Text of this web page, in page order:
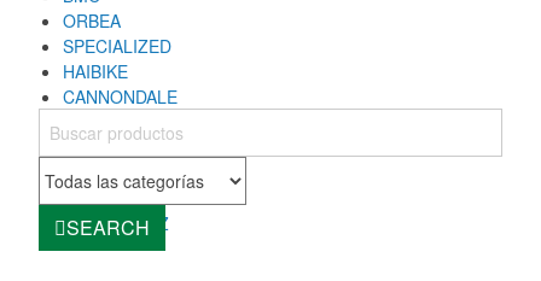
ORBEA
SPECIALIZED
HAIBIKE
CANNONDALE
COLNAGO
MONDRAKER
ROCKY MOUNTAIN
SANTA CRUZ
SEARCH